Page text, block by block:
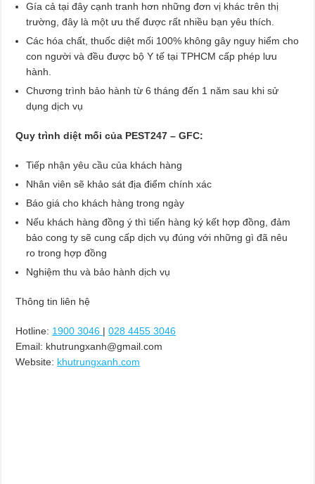
Gía cả tại đây cạnh tranh hơn những đơn vị khác trên thị
trường, đây là một ưu thế được rất nhiều bạn yêu thích.
Các hóa chất, thuốc diệt mối 100% không gây nguy hiểm cho
con người và đều được bộ Y tế tại TPHCM cấp phép lưu
hành.
Chương trình bảo hành từ 6 tháng đến 1 năm sau khi sử
dụng dịch vụ
Quy trình diệt mối của PEST247 – GFC:
Tiếp nhận yêu cầu của khách hàng
Nhân viên sẽ khảo sát địa điểm chính xác
Báo giá cho khách hàng trong ngày
Nếu khách hàng đồng ý thì tiến hàng ký kết hợp đồng, đảm
bảo cong ty sẽ cung cấp dịch vụ đúng với những gì đã nêu
ro trong hợp đồng
Nghiệm thu và bảo hành dịch vụ
Thông tin liên hệ
Hotline: 1900 3046 |028 4455 3046
Email: khutrungxanh@gmail.com
Website: khutrungxanh.com